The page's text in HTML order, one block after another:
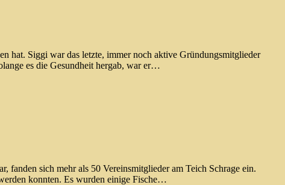
hat. Siggi war das letzte, immer noch aktive Gründungsmitglieder
es die Gesundheit hergab, war er…
fanden sich mehr als 50 Vereinsmitglieder am Teich Schrage ein.
konnten. Es wurden einige Fische…